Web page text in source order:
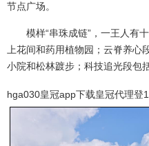
节点广场。
模样“串珠成链”，一王人有
上花间和药用植物园；云脊养心
小院和松林踱步；科技追光段包
hga030皇冠app下载皇冠代理登